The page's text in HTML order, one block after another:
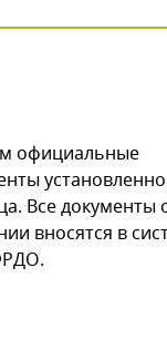
официальные
Все документы
вносятся в